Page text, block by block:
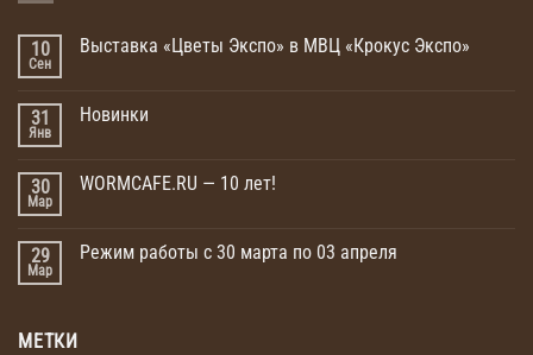
10
Сен
Выставка «Цветы Экспо» в МВЦ «Крокус Экспо»
31
Янв
Новинки
30
Мар
WORMCAFE.RU — 10 лет!
29
Мар
Режим работы с 30 марта по 03 апреля
МЕТКИ